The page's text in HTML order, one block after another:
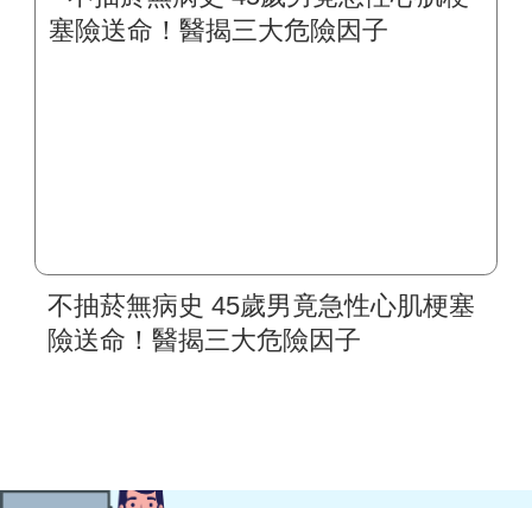
不抽菸無病史 45歲男竟急性心肌梗塞
險送命！醫揭三大危險因子